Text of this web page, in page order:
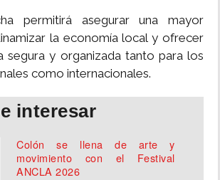
permitirá asegurar una mayor
la economía local y ofrecer
segura y organizada tanto para los
como internacionales.
interesar
Colón se llena de arte y
movimiento con el Festival
ANCLA 2026